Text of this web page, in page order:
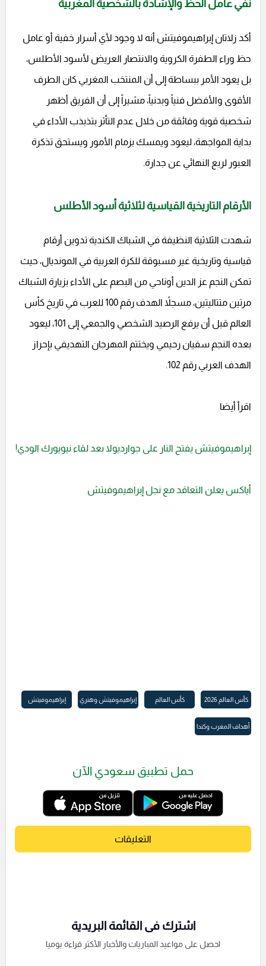
نفي عامل الحظ والإشادة بالشخصية المغربية
أكد زلاتان إبراهيموفيتش أنه لا وجود لأي أسرار خفية أو عامل
حظ وراء الطفرة الكروية والانتصار العريض لأسود الأطلس،
بل يعود الأمر ببساطة إلى أن المنتخب المغربي كان الطرف
الأقوى والأفضل فنياً وبدنياً، مشيراً إلى أن الفريق أظهر
شخصية قوية وفائقة من خلال عدم التأثر بتذبذب الأداء في
بداية المواجهة، ليعود ويمسك بزمام الأمور ويستحق تذكرة
العبور لربع النهائي عن جدارة.
الأرقام التاريخية القياسية لثلاثية أسود الأطلس
شهدت الثلاثية النظيفة في الشباك الكندية تدوين أرقام
قياسية وتاريخية غير مسبوقة للكرة العربية في المونديال، حيث
تمكن النجم عز الدين أوناحي من البصم على الأداء بزيارة الشباك
مرتين متتاليتين، مسجلاً الهدف رقم 100 للعرب في تاريخ كأس
العالم قبل أن يرفع الرصيد الشخصي والجمعي إلى 101، ليعود
بعده النجم سفيان رحيمي ويختتم المهرجان التهديفي بإحراز
الهدف العربي رقم 102.
اقرأ أيضا
إبراهيموفيتش يفتح النار على جوارديولا بعد لقاء نيويورك الودي!
أياكس يعلن التعاقد مع نجل إبراهيموفيتش
كأس العالم 2026 كأس العالم إبراهيموفيتش وهنري إبراهيموفيتش
أهداف المغرب وكندا
حمل تطبيق سعودي الآن
التعليقات
اشترك فى القائمة البريدية
احصل على مواعيد المباريات والأخبار الأكثر قراءة يوميا